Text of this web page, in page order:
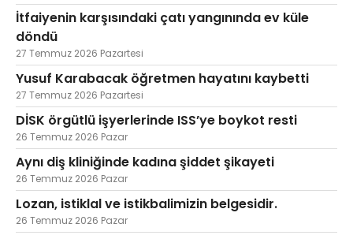
İtfaiyenin karşısındaki çatı yangınında ev küle
döndü
27 Temmuz 2026 Pazartesi
Yusuf Karabacak öğretmen hayatını kaybetti
27 Temmuz 2026 Pazartesi
DİSK örgütlü işyerlerinde ISS’ye boykot resti
26 Temmuz 2026 Pazar
Aynı diş kliniğinde kadına şiddet şikayeti
26 Temmuz 2026 Pazar
Lozan, istiklal ve istikbalimizin belgesidir.
26 Temmuz 2026 Pazar